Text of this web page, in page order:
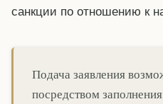
санкции по отношению к
Подача заявления
посредством